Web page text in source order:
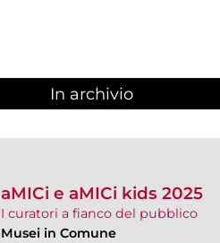
In archivio
aMICi e aMICi kids 2025
I curatori a fianco del pubblico
Musei in Comune